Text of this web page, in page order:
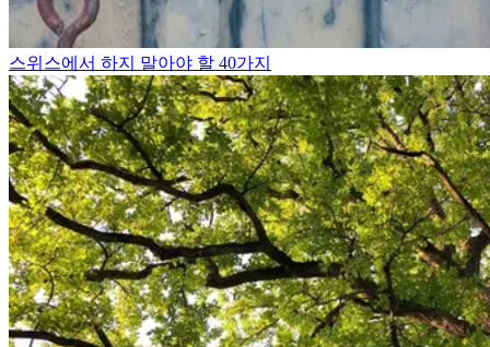
스위스에서 하지 말아야 할 40가지